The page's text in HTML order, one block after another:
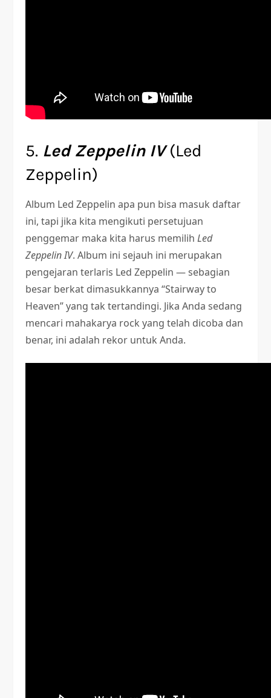
5. Led Zeppelin IV(Led
Zeppelin)
Album Led Zeppelin apa pun bisa masuk daftar
ini, tapi jika kita mengikuti persetujuan
penggemar maka kita harus memilihLed
Zeppelin IV. Album ini sejauh ini merupakan
pengejaran terlaris Led Zeppelin — sebagian
besar berkat dimasukkannya “Stairway to
Heaven” yang tak tertandingi. Jika Anda sedang
mencari mahakarya rock yang telah dicoba dan
benar, ini adalah rekor untuk Anda.